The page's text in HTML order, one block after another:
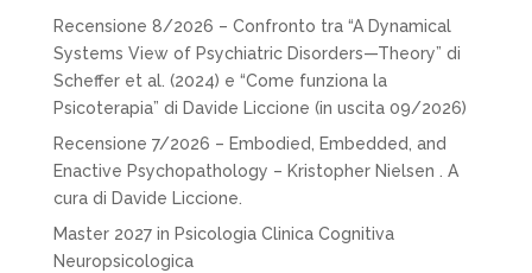
Recensione 8/2026 – Confronto tra “A Dynamical
Systems View of Psychiatric Disorders—Theory” di
Scheffer et al. (2024) e “Come funziona la
Psicoterapia” di Davide Liccione (in uscita 09/2026)
Recensione 7/2026 – Embodied, Embedded, and
Enactive Psychopathology – Kristopher Nielsen . A
cura di Davide Liccione.
Master 2027 in Psicologia Clinica Cognitiva
Neuropsicologica